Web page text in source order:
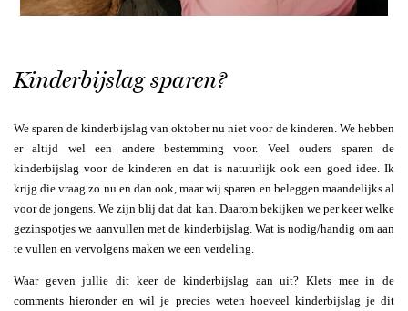
Kinderbijslag sparen?
We sparen de kinderbijslag van oktober nu niet voor de kinderen. We hebben
er altijd wel een andere bestemming voor. Veel ouders sparen de
kinderbijslag voor de kinderen en dat is natuurlijk ook een goed idee. Ik
krijg die vraag zo nu en dan ook, maar wij sparen en beleggen maandelijks al
voor de jongens. We zijn blij dat dat kan. Daarom bekijken we per keer welke
gezinspotjes we aanvullen met de kinderbijslag. Wat is nodig/handig om aan
te vullen en vervolgens maken we een verdeling.
Waar geven jullie dit keer de kinderbijslag aan uit? Klets mee in de
comments hieronder en wil je precies weten hoeveel kinderbijslag je dit